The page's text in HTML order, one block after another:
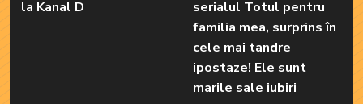
la Kanal D
serialul Totul pentru
familia mea, surprins în
cele mai tandre
ipostaze! Ele sunt
marile sale iubiri